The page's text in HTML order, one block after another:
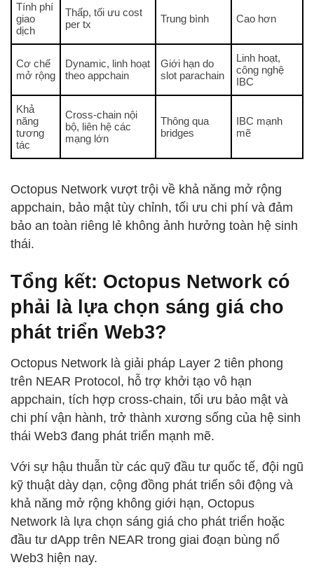
Tính phí
giao
dịch
Thấp, tối ưu cost
per tx
Trung bình Cao hơn
Cơ chế
mở rộng
Dynamic, linh hoạt
theo appchain
Giới hạn do
slot parachain
Linh hoạt,
công nghệ
IBC
Khả
năng
tương
tác
Cross-chain nội
bộ, liên hệ các
mạng lớn
Thông qua
bridges
IBC mạnh
mẽ
Octopus Network vượt trội về khả năng mở rộng
appchain, bảo mật tùy chỉnh, tối ưu chi phí và đảm
bảo an toàn riêng lẻ không ảnh hưởng toàn hệ sinh
thái.
Tổng kết: Octopus Network có
phải là lựa chọn sáng giá cho
phát triển Web3?
Octopus Network là giải pháp Layer 2 tiên phong
trên NEAR Protocol, hỗ trợ khởi tạo vô hạn
appchain, tích hợp cross-chain, tối ưu bảo mật và
chi phí vận hành, trở thành xương sống của hệ sinh
thái Web3 đang phát triển mạnh mẽ.
Với sự hậu thuẫn từ các quỹ đầu tư quốc tế, đội ngũ
kỹ thuật dày dạn, cộng đồng phát triển sôi động và
khả năng mở rộng không giới hạn, Octopus
Network là lựa chọn sáng giá cho phát triển hoặc
đầu tư dApp trên NEAR trong giai đoạn bùng nổ
Web3 hiện nay.